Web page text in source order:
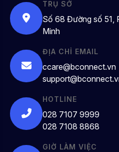
TRỤ SỞ
Số 68 Đường số 51,
Minh
ĐỊA CHỈ EMAIL
ccare@bconnect.vn
HOTLINE
028 7107 9999
028 7108 8868
GIỜ LÀM VIỆC